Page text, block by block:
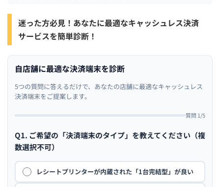
迷った方必見！あなたに最適なキャッシュレス決済
サービスを簡単診断！
自店舗に最適な決済端末を診断
5つの質問に答えるだけで、あなたの店舗に最適なキャッシュレス
決済端末をご提案します。
質問 1/5
Q1. ご希望の「決済端末のタイプ」を教えてください（複
数選択不可）
レシートプリンターが内蔵された「1台完結型」が良い